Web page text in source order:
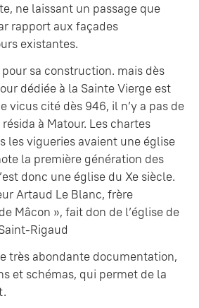
ne laissant un passage que
rapport aux façades
existantes.
sa construction. mais dès
dédiée à la Sainte Vierge est
vicus cité dès 946, il n’y a pas de
à Matour. Les chartes
les vigueries avaient une église
la première génération des
donc une église du Xe siècle.
Artaud Le Blanc, frère
Mâcon », fait don de l’église de
Rigaud
très abondante documentation,
et schémas, qui permet de la